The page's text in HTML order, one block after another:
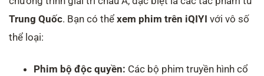
Trung Quốc. Bạn có thể xem phim trên iQIYI với vô số
thể loại:
Phim bộ độc quyền: Các bộ phim truyền hình cổ